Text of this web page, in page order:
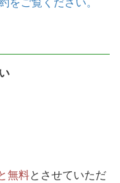
無料とさせていただ